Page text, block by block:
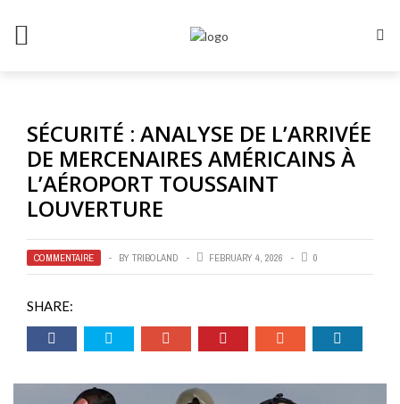
SÉCURITÉ : ANALYSE DE L’ARRIVÉE
DE MERCENAIRES AMÉRICAINS À
L’AÉROPORT TOUSSAINT
LOUVERTURE
COMMENTAIRE BY TRIBOLAND FEBRUARY 4, 2026 0
SHARE: